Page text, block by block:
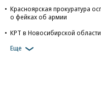
Красноярская прокуратура
о фейках об армии
КРТ в Новосибирской
Еще